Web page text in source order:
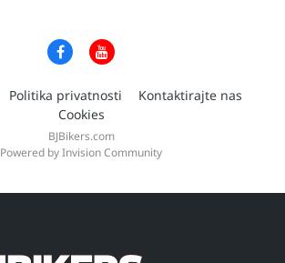
Politika privatnosti
Kontaktirajte nas
Cookies
BJBikers.com
Powered by Invision Community